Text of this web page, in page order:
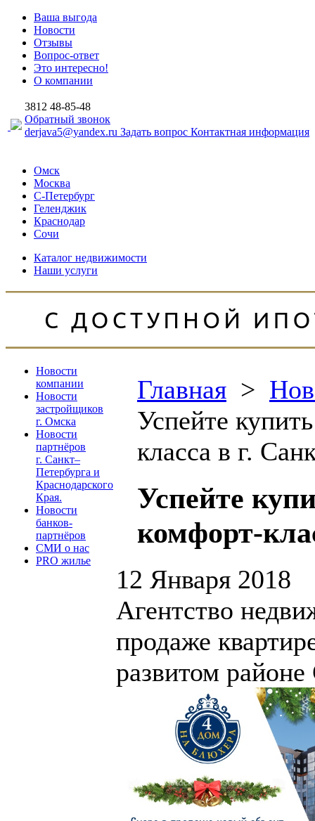
Ваша выгода
Новости
Отзывы
Вопрос-ответ
Это интересно!
О компании
3812 48-85-48
Обратный звонок
derjava5@yandex.ru Задать вопрос Контактная информация
Омск
Москва
С-Петербург
Геленджик
Краснодар
Сочи
Каталог недвижимости
Наши услуги
Новости
компании
Новости
застройщиков
г. Омска
Новости
партнёров
г. Санкт–
Петербурга и
Краснодарского
Края.
Новости
банков-
партнёров
СМИ о нас
PRO жилье
Главная >
Успейте
класса в г.
Успейте
комфорт-
12 Января 2018
Агентство
продаже
развитом